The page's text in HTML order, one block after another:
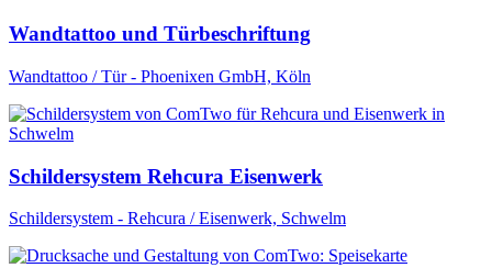
Wandtattoo und Türbeschriftung
Wandtattoo / Tür - Phoenixen GmbH, Köln
Schildersystem Rehcura Eisenwerk
Schildersystem - Rehcura / Eisenwerk, Schwelm